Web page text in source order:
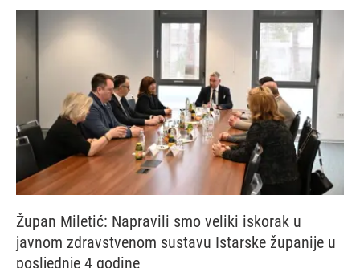
Župan Miletić: Napravili smo veliki iskorak u
javnom zdravstvenom sustavu Istarske županije u
posljednje 4 godine